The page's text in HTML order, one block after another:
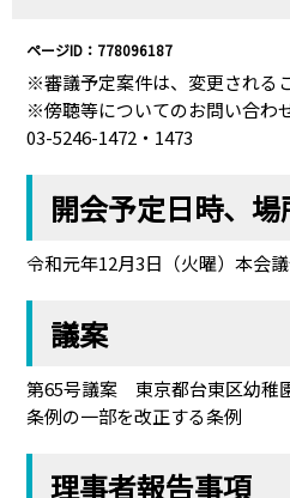
ページID：778096187
※審議予定案件は、変更される
※傍聴等についてのお問い合
03-5246-1472・1473
開会予定日時、場
令和元年12月3日（火曜）本会
議案
第65号議案 東京都台東区幼稚
条例の一部を改正する条例
理事者報告事項